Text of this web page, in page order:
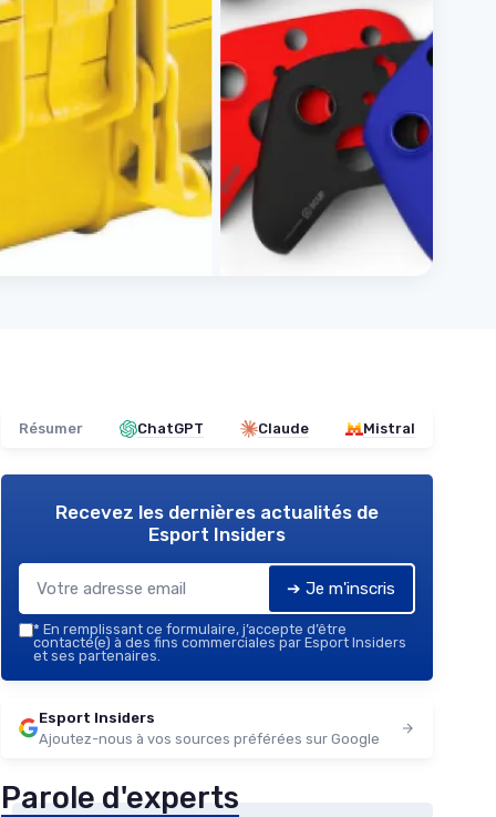
Résumer ChatGPT Claude Mistral
Recevez les dernières actualités de
Esport Insiders
➔ Je m'inscris
* En remplissant ce formulaire, j’accepte d’être
contacté(e) à des fins commerciales par Esport Insiders
et ses partenaires.
Esport Insiders
Ajoutez-nous à vos sources préférées sur Google
Parole d'experts